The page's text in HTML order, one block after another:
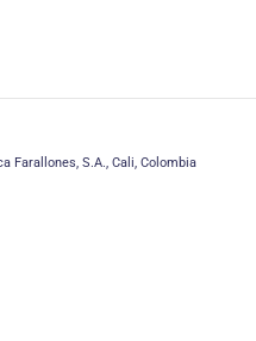
Farallones, S.A., Cali, Colombia